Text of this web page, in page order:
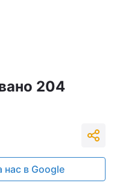
204
нас в Google